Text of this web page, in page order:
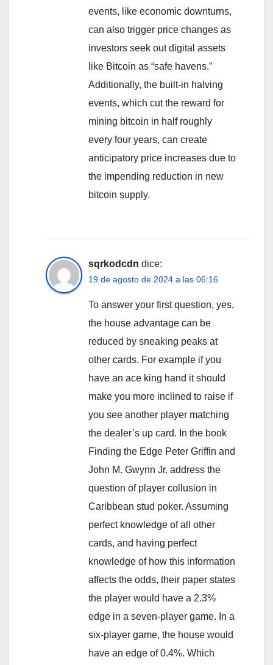
events, like economic downturns,
can also trigger price changes as
investors seek out digital assets
like Bitcoin as “safe havens.”
Additionally, the built-in halving
events, which cut the reward for
mining bitcoin in half roughly
every four years, can create
anticipatory price increases due to
the impending reduction in new
bitcoin supply.
sqrkodcdn dice:
19 de agosto de 2024 a las 06:16
To answer your first question, yes,
the house advantage can be
reduced by sneaking peaks at
other cards. For example if you
have an ace king hand it should
make you more inclined to raise if
you see another player matching
the dealer’s up card. In the book
Finding the Edge Peter Griffin and
John M. Gwynn Jr. address the
question of player collusion in
Caribbean stud poker. Assuming
perfect knowledge of all other
cards, and having perfect
knowledge of how this information
affects the odds, their paper states
the player would have a 2.3%
edge in a seven-player game. In a
six-player game, the house would
have an edge of 0.4%. Which